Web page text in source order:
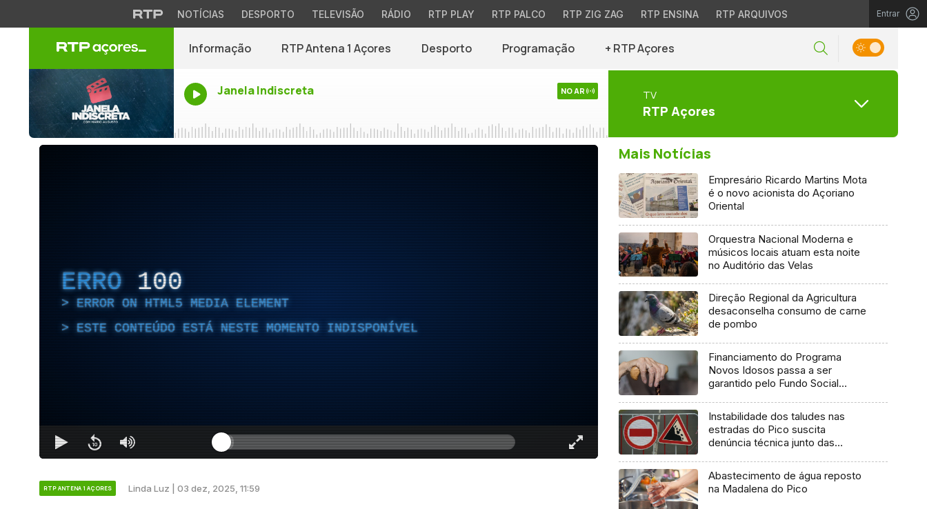
NOTÍCIAS DESPORTO TELEVISÃO RÁDIO RTP PLAY RTP PALCO RTP ZIG ZAG RTP ENSINA RTP ARQUIVOS Entrar
Informação RTP Antena 1 Açores Desporto Programação + RTP Açores
Janela Indiscreta NO AR TV
RTP Açores
ERRO 100
ERROR ON HTML5 MEDIA ELEMENT
ESTE CONTEÚDO ESTÁ NESTE MOMENTO INDISPONÍVEL
RTP ANTENA 1 AÇORES Linda Luz | 03 dez, 2025, 11:59
Mais Notícias
Empresário Ricardo Martins Mota
é o novo acionista do Açoriano
Oriental
Orquestra Nacional Moderna e
músicos locais atuam esta noite
no Auditório das Velas
Direção Regional da Agricultura
desaconselha consumo de carne
de pombo
Financiamento do Programa
Novos Idosos passa a ser
garantido pelo Fundo Social
Instabilidade dos taludes nas
estradas do Pico suscita
denúncia técnica junto das
Abastecimento de água reposto
na Madalena do Pico